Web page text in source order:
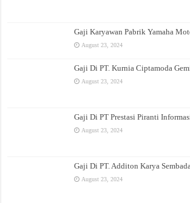
Gaji Karyawan Pabrik Yamaha
August 23, 2024
Gaji Di PT. Kurnia Ciptamoda
August 23, 2024
Gaji Di PT Prestasi Piranti
August 23, 2024
Gaji Di PT. Additon Karya
August 23, 2024